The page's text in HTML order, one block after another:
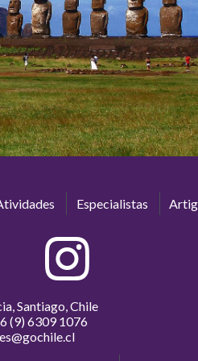
Especialistas
Santiago, Chile
(9) 6309 1076